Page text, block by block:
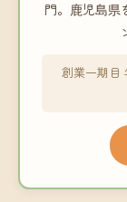
門。鹿児島県
創業一期目